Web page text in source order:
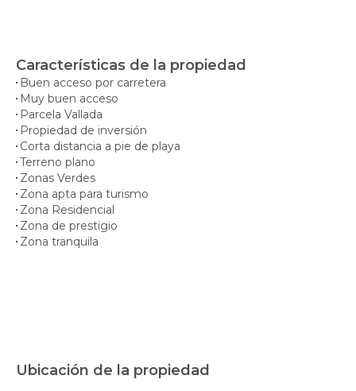
Características de la propiedad
Buen acceso por carretera
Muy buen acceso
Parcela Vallada
Propiedad de inversión
Corta distancia a pie de playa
Terreno plano
Zonas Verdes
Zona apta para turismo
Zona Residencial
Zona de prestigio
Zona tranquila
Ubicación de la propiedad